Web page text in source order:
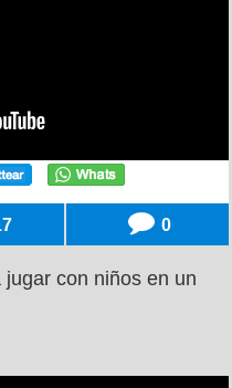
0
con niños en un